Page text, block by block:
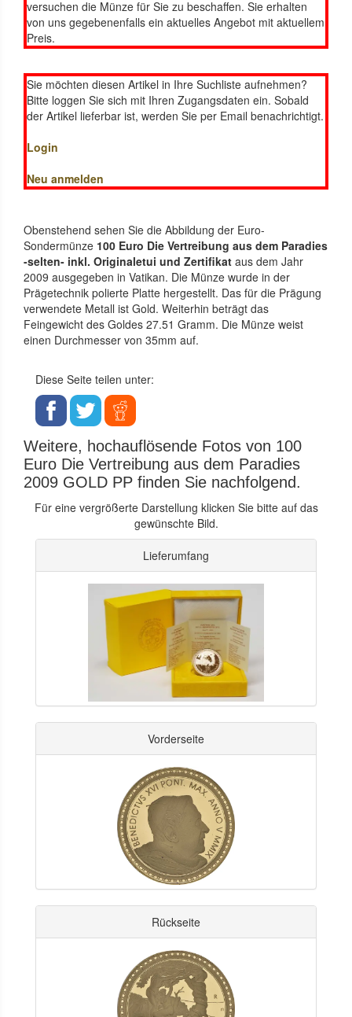
versuchen die Münze für Sie zu beschaffen. Sie erhalten
von uns gegebenenfalls ein aktuelles Angebot mit aktuellem
Preis.
Sie möchten diesen Artikel in Ihre Suchliste aufnehmen?
Bitte loggen Sie sich mit Ihren Zugangsdaten ein. Sobald
der Artikel lieferbar ist, werden Sie per Email benachrichtigt.
Login
Neu anmelden
Obenstehend sehen Sie die Abbildung der Euro-
Sondermünze 100 Euro Die Vertreibung aus dem Paradies
-selten- inkl. Originaletui und Zertifikat aus dem Jahr
2009 ausgegeben in Vatikan. Die Münze wurde in der
Prägetechnik polierte Platte hergestellt. Das für die Prägung
verwendete Metall ist Gold. Weiterhin beträgt das
Feingewicht des Goldes 27.51 Gramm. Die Münze weist
einen Durchmesser von 35mm auf.
Diese Seite teilen unter:
Weitere, hochauflösende Fotos von 100
Euro Die Vertreibung aus dem Paradies
2009 GOLD PP finden Sie nachfolgend.
Für eine vergrößerte Darstellung klicken Sie bitte auf das
gewünschte Bild.
Lieferumfang
Vorderseite
Rückseite